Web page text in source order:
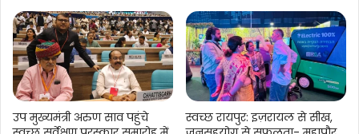
उप मुख्यमंत्री अरुण साव पहुंचे
स्वच्छ रायपुर: इज़रायल से सीख,